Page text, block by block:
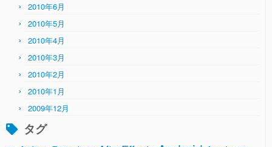
2010年6月
2010年5月
2010年4月
2010年3月
2010年2月
2010年1月
2009年12月
タグ